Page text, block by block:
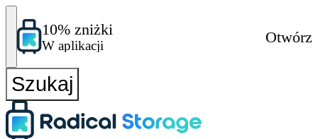
10% zniżki
W aplikacji
Otwórz
Szukaj